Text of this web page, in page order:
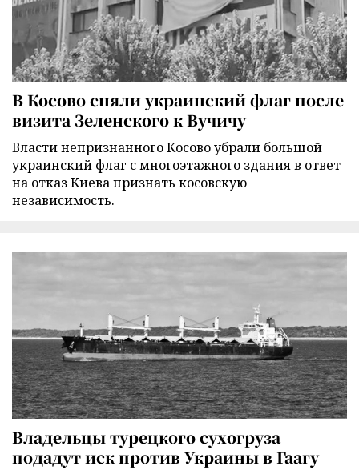
В Косово сняли украинский флаг после
визита Зеленского к Вучичу
Власти непризнанного Косово убрали большой
украинский флаг с многоэтажного здания в ответ
на отказ Киева признать косовскую
независимость.
Владельцы турецкого сухогруза
подадут иск против Украины в Гаагу